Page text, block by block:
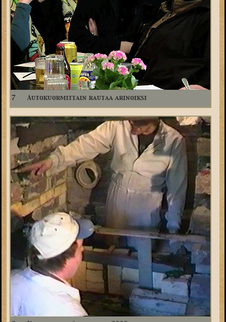
7 Autokuormittain rautaa arinoiksi